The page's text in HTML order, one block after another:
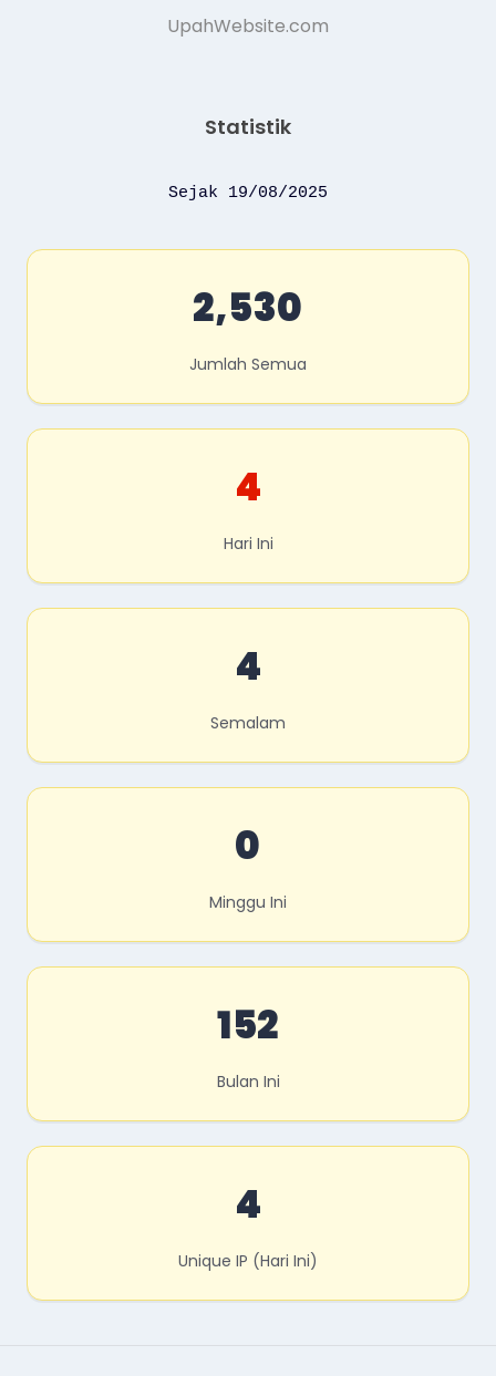
UpahWebsite.com
Statistik
Sejak 19/08/2025
2,530
Jumlah Semua
4
Hari Ini
4
Semalam
0
Minggu Ini
152
Bulan Ini
4
Unique IP (Hari Ini)